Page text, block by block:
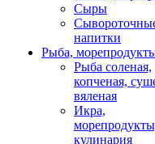
Сыры
напитки
Рыба,
Рыба соленая,
копченая,
вяленая
Икра,
кулинария